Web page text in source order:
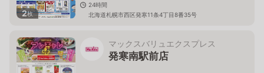
2枚
24時間
北海道札幌市西区発寒11条4丁目8番35号
マックスバリュエクスプレス
発寒南駅前店